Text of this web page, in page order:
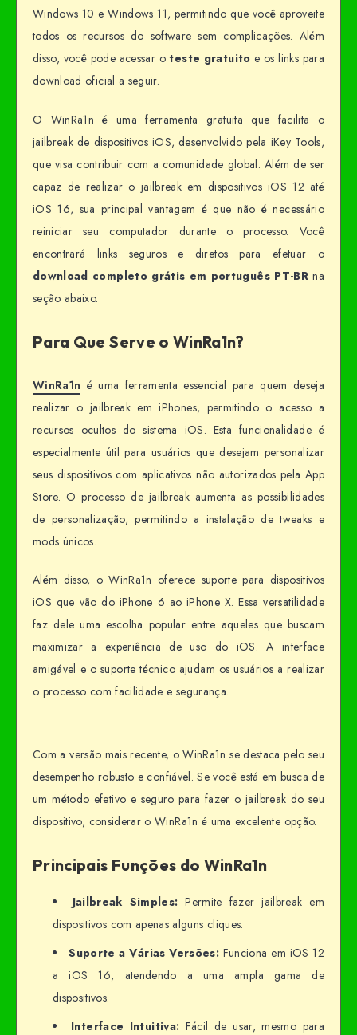
Windows 10 e Windows 11, permitindo que você aproveite
todos os recursos do software sem complicações. Além
disso, você pode acessar oteste gratuito e os links para
download oficial a seguir.
O WinRa1n é uma ferramenta gratuita que facilita o
jailbreak de dispositivos iOS, desenvolvido pela iKey Tools,
que visa contribuir com a comunidade global. Além de ser
capaz de realizar o jailbreak em dispositivos iOS 12 até
iOS 16, sua principal vantagem é que não é necessário
reiniciar seu computador durante o processo. Você
encontrará links seguros e diretos para efetuar o
download completo grátis em português PT-BRna
seção abaixo.
Para Que Serve o WinRa1n?
WinRa1n é uma ferramenta essencial para quem deseja
realizar o jailbreak em iPhones, permitindo o acesso a
recursos ocultos do sistema iOS. Esta funcionalidade é
especialmente útil para usuários que desejam personalizar
seus dispositivos com aplicativos não autorizados pela App
Store. O processo de jailbreak aumenta as possibilidades
de personalização, permitindo a instalação de tweaks e
mods únicos.
Além disso, o WinRa1n oferece suporte para dispositivos
iOS que vão do iPhone 6 ao iPhone X. Essa versatilidade
faz dele uma escolha popular entre aqueles que buscam
maximizar a experiência de uso do iOS. A interface
amigável e o suporte técnico ajudam os usuários a realizar
o processo com facilidade e segurança.
Com a versão mais recente, o WinRa1n se destaca pelo seu
desempenho robusto e confiável. Se você está em busca de
um método efetivo e seguro para fazer o jailbreak do seu
dispositivo, considerar o WinRa1n é uma excelente opção.
Principais Funções do WinRa1n
Jailbreak Simples: Permite fazer jailbreak em
dispositivos com apenas alguns cliques.
Suporte a Várias Versões: Funciona em iOS 12
a iOS 16, atendendo a uma ampla gama de
dispositivos.
Interface Intuitiva: Fácil de usar, mesmo para